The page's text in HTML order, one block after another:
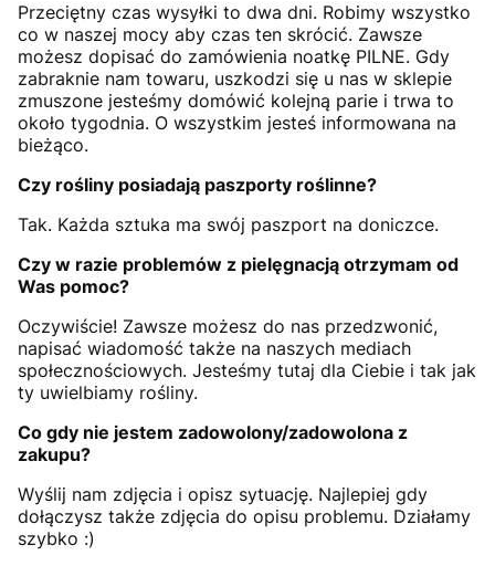
Przeciętny czas wysyłki to dwa dni. Robimy wszystko
co w naszej mocy aby czas ten skrócić. Zawsze
możesz dopisać do zamówienia noatkę PILNE. Gdy
zabraknie nam towaru, uszkodzi się u nas w sklepie
zmuszone jesteśmy domówić kolejną parie i trwa to
około tygodnia. O wszystkim jesteś informowana na
bieżąco.
Czy rośliny posiadają paszporty roślinne?
Tak. Każda sztuka ma swój paszport na doniczce.
Czy w razie problemów z pielęgnacją otrzymam od
Was pomoc?
Oczywiście! Zawsze możesz do nas przedzwonić,
napisać wiadomość także na naszych mediach
społecznościowych. Jesteśmy tutaj dla Ciebie i tak jak
ty uwielbiamy rośliny.
Co gdy nie jestem zadowolony/zadowolona z
zakupu?
Wyślij nam zdjęcia i opisz sytuację. Najlepiej gdy
dołączysz także zdjęcia do opisu problemu. Działamy
szybko :)